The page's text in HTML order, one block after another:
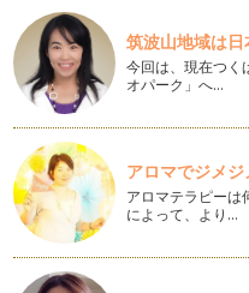
漬けておくだけ・時短クッ
本格的に梅雨に入りました
なく気分もあがらなくて・
あまった餃子の皮はありま
紫陽花の花が美しく咲き始
雨のジメジメした季節が始
デザートも野菜入りでおい
風がさわやかな５月。緑も
を出していますね。 &nb…
筑波山地域は
今回は、現在つく
オパーク」へ…
アロマでジメ
アロマテラピーは
によって、より…